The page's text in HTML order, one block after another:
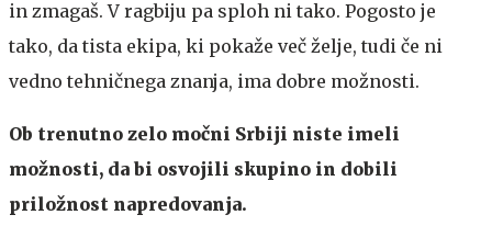
in zmagaš. V ragbiju pa sploh ni tako. Pogosto je
tako, da tista ekipa, ki pokaže več želje, tudi če ni
vedno tehničnega znanja, ima dobre možnosti.
Ob trenutno zelo močni Srbiji niste imeli
možnosti, da bi osvojili skupino in dobili
priložnost napredovanja.